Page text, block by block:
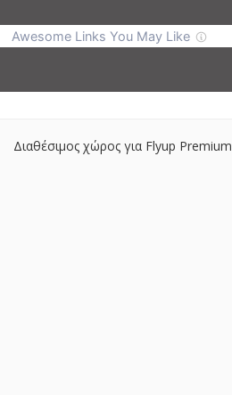
Διαθέσιμος χώρος για Flyup Premium